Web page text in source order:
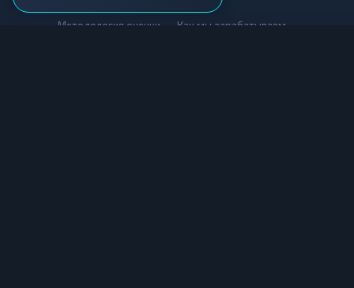
Методология оценки Как мы зарабатываем